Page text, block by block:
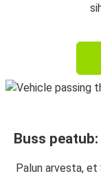
Buss
Palun arvesta,